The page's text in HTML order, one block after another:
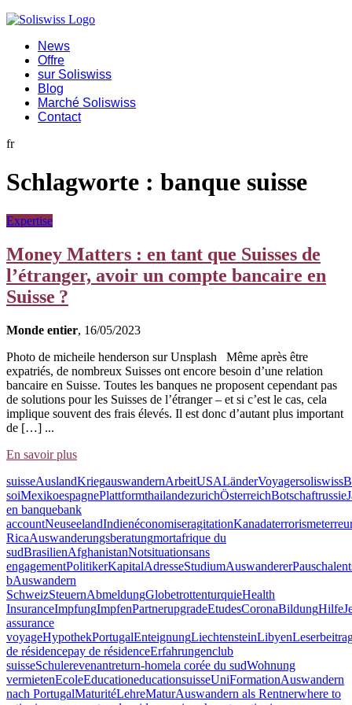
News
Offre
sur Soliswiss
Blog
Marché Soliswiss
Contact
fr
Schlagworte : banque suisse
Expertise
Money Matters : en tant que Suisses de
l’étranger, avoir un compte bancaire en
Suisse ?
Monde entier, 16/05/2023
Photo de micheile henderson sur Unsplash Même après être
expatriés, de nombreux Suisses ont encore besoin d’une relation
bancaire en Suisse. Toutes les banques ne proposent cependant pas
de solutions pour les Suisses de l’étranger – et si c’est le cas, cela
implique souvent des frais élevés. Il est donc d’autant plus important
de […] ...
En savoir plus
suisseAuslandKriegauswandernArbeitUSALänderVoyagersoliswiss
soiMexikoespagnePlattformthailandezurichÖsterreichBotschaftrussie
en banquebank
accountNeuseelandIndienéconomiseragitationKanadaterrorisme
RicaAuswanderungsberatungmortafrique du
sudBrasilienAfghanistanNotsituationsans
engagementPolitikerKapitalAdresseStudiumAuswanderer
bAuswandern
SchweizSteuernAbmeldungGlobetrottenturquieHealth
InsuranceImpfungImpfenPartnerupgradeEtudesCoronaBildungHilfe
assurance
voyageHypothekPortugalEnteignungLiechtensteinLibyen
de résidencepay de résidenceErfahrungenclub
suisseSchulerevenantreturn-homela corée du sudWohnung
vermietenEcoleEducationeducationsuisseUniFormationAuswandern
nach PortugalMaturitéLehreMaturAuswandern als Rentnerwhere to